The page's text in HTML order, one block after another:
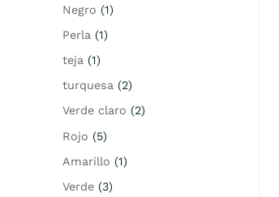
Negro (1)
Perla (1)
teja (1)
turquesa (2)
Verde claro (2)
Rojo (5)
Amarillo (1)
Verde (3)